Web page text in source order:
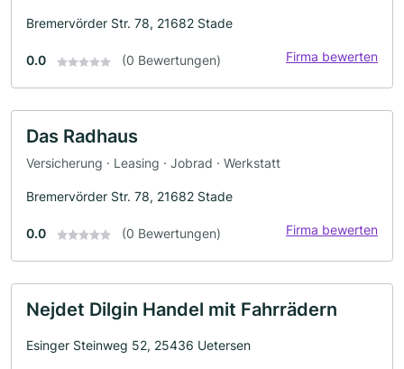
Bremervörder Str. 78, 21682 Stade
0.0 (0 Bewertungen) Firma bewerten
Das Radhaus
Versicherung · Leasing · Jobrad · Werkstatt
Bremervörder Str. 78, 21682 Stade
0.0 (0 Bewertungen) Firma bewerten
Nejdet Dilgin Handel mit Fahrrädern
Esinger Steinweg 52, 25436 Uetersen